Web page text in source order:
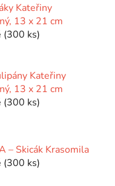
Kateřiny
13 x 21 cm
(300 ks)
Kateřiny
13 x 21 cm
(300 ks)
– Skicák Krasomila
(300 ks)